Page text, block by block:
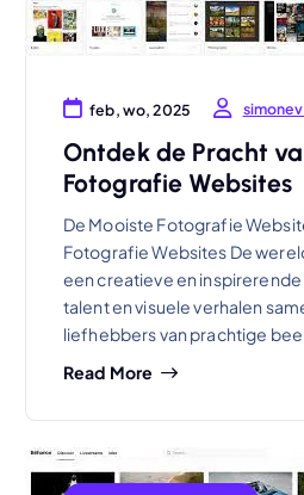
feb, wo, 2025
Ontdek de Pracht
Fotografie Websites
De Mooiste Fotografie
Fotografie Websites De
een creatieve en
talent en visuele verhalen
liefhebbers van prachtige
Read More